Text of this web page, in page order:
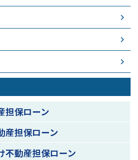
担保ローン
産担保ローン
不動産担保ローン